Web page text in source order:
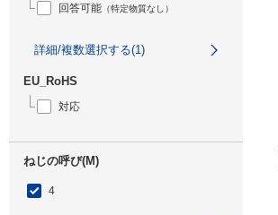
回答可能 （特定物質なし）
詳細/複数選択する(1)
EU_RoHS
対応
ねじの呼び(M)
4